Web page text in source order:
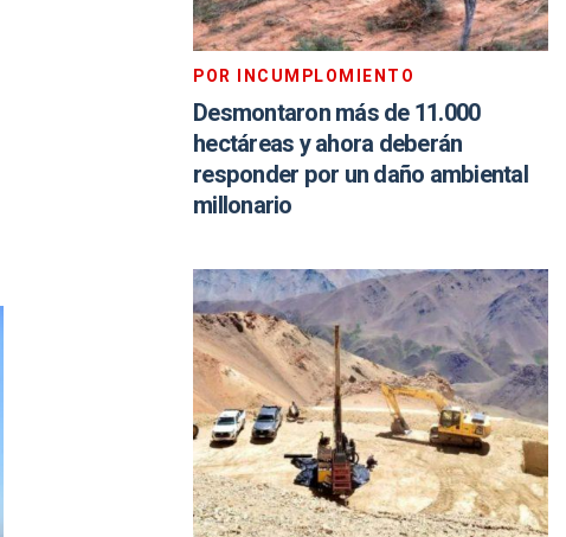
POR INCUMPLOMIENTO
Desmontaron más de 11.000
hectáreas y ahora deberán
responder por un daño ambiental
millonario